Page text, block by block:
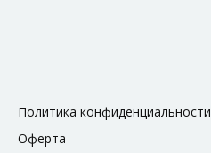
Политика конфиденциальности
Оферта